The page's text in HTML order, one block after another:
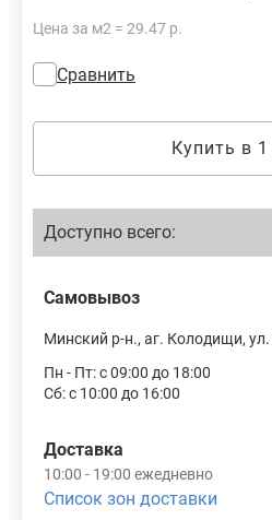
Цена за м2 = 29.47 р.
Сравнить
Купить в
Доступно всего:
Самовывоз
Минский р-н., аг. Колодищи, ул.
Пн - Пт: с 09:00 до 18:00
Сб: с 10:00 до 16:00
Доставка
10:00 - 19:00 ежедневно
Список зон доставки